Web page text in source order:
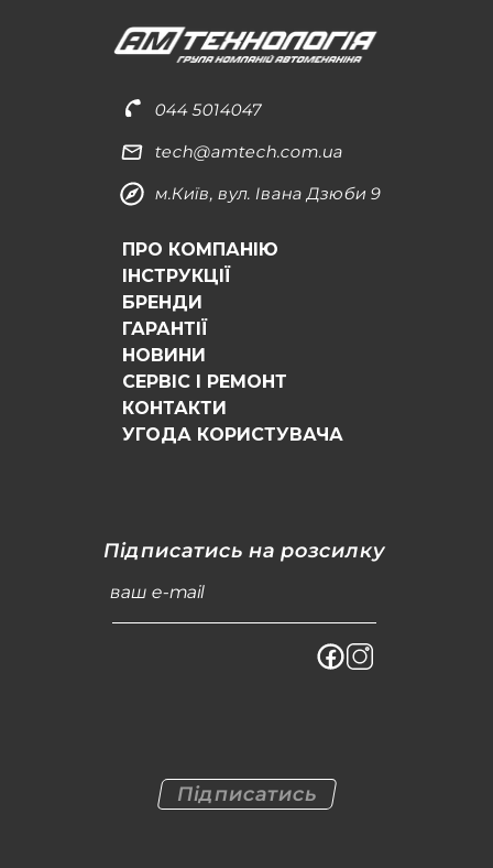
044 5014047
tech@amtech.com.ua
м.Київ, вул. Івана Дзюби 9
ПРО КОМПАНІЮ
ІНСТРУКЦІЇ
БРЕНДИ
ГАРАНТІЇ
НОВИНИ
СЕРВІС І РЕМОНТ
КОНТАКТИ
УГОДА КОРИСТУВАЧА
Підписатись на розсилку
ваш e-mail
Підписатись